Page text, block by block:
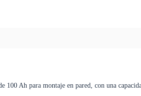
100 Ah para montaje en pared, con una